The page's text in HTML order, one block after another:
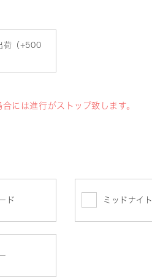
荷（+500
には進行がストップ致します。
ド ミッドナイト